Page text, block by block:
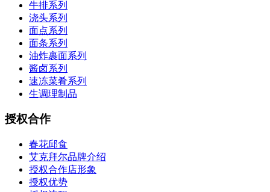
牛排系列
浇头系列
面点系列
面条系列
油炸裹面系列
酱卤系列
速冻菜肴系列
生调理制品
授权合作
春花邱食
艾克拜尔品牌介绍
授权合作店形象
授权优势